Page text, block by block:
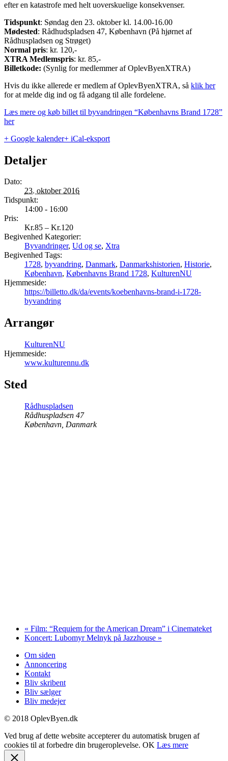
efter en katastrofe med helt uoverskuelige konsekvenser.
Tidspunkt: Søndag den 23. oktober kl. 14.00-16.00
Mødested: Rådhudspladsen 47, København (På hjørnet af
Rådhuspladsen og Strøget)
Normal pris: kr. 120,-
XTRA Medlemspris: kr. 85,-
Billetkode: (Synlig for medlemmer af OplevByenXTRA)
Hvis du ikke allerede er medlem af OplevByenXTRA, så klik her
for at melde dig ind og få adgang til alle fordelene.
Læs mere og køb billet til byvandringen “Københavns Brand 1728”
her
+ Google kalender+ iCal-eksport
Detaljer
Dato:
23. oktober 2016
Tidspunkt:
14:00 - 16:00
Pris:
Kr.85 – Kr.120
Begivenhed Kategorier:
Byvandringer, Ud og se, Xtra
Begivenhed Tags:
1728, byvandring, Danmark, Danmarkshistorien, Historie,
København, Københavns Brand 1728, KulturenNU
Hjemmeside:
https://billetto.dk/da/events/koebenhavns-brand-i-1728-
byvandring
Arrangør
KulturenNU
Hjemmeside:
www.kulturennu.dk
Sted
Rådhuspladsen
Rådhuspladsen 47
København Danmark
« Film: “Requiem for the American Dream” i Cinemateket
Koncert: Lubomyr Melnyk på Jazzhouse »
Om siden
Annoncering
Kontakt
Bliv skribent
Bliv sælger
Bliv medejer
© 2018 OplevByen.dk
Ved brug af dette website accepterer du automatisk brugen af
cookies til at forbedre din brugeroplevelse. OK Læs mere